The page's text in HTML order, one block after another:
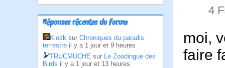
Réponses récentes du Forum
Kiosk sur Chroniques du paradis
terrestre il y a 1 jour et 9 heures
TRUCMUCHE sur Le Zoodingue des
Birds il y a 1 jour et 13 heures
4
moi,
faire